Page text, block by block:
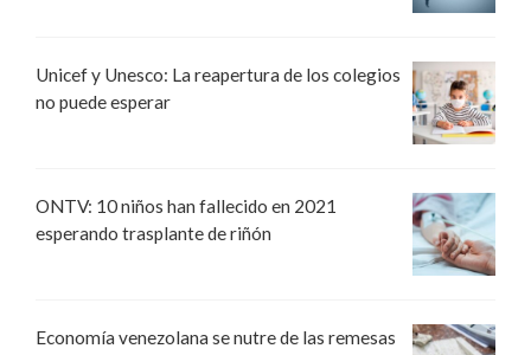
Unicef y Unesco: La reapertura de los colegios
no puede esperar
ONTV: 10 niños han fallecido en 2021
esperando trasplante de riñón
Economía venezolana se nutre de las remesas